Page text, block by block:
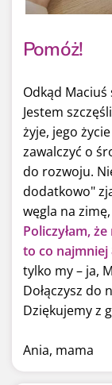
Pomóż!
Odkąd Maciuś
Jestem
żyje, jego
zawalczyć o
do rozwoju.
dodatkowo"
węgla na
Policzyłam, że
to co najmniej
tylko my – ja,
Dołączysz do
Dziękujemy z
Ania, mama